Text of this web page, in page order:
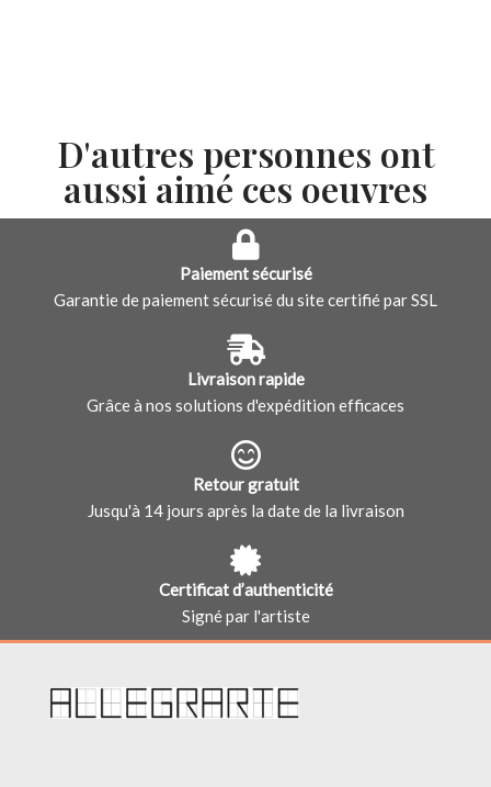
D'autres personnes ont
aussi aimé ces oeuvres
Paiement sécurisé
Garantie de paiement sécurisé du site certifié par SSL
Livraison rapide
Grâce à nos solutions d'expédition efficaces
Retour gratuit
Jusqu'à 14 jours après la date de la livraison
Certificat d’authenticité
Signé par l'artiste